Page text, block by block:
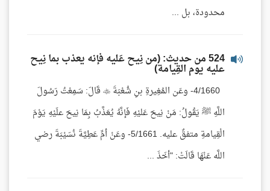
محدودة، بل ...
524 من حديث: (من نِيح عَليه فإنه يعذب بما نِيح
عليه يوم القِيامة)
4/1660- وعَن المُغِيرةِ بنِ شُعْبَةَ  قَالَ: سَمِعْتُ رَسُولَ
اللَّهِ ﷺ يَقُولُ: مَنْ نِيحَ عَليْهِ فَإنَّهُ يُعَذَّبُ بِمَا نِيحَ علَيْهِ يَوْمَ
الْقِيامةِ متفقٌ عليه. 5/1661- وعَنْ أمِّ عَطِيَّةَ نُسَيْبَةَ رضي
اللَّه عَنْهَا قَالَتْ: "أخَذَ ...